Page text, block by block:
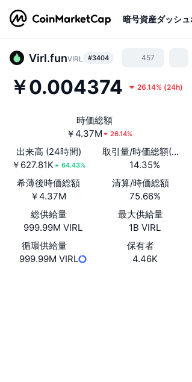
暗号資産ダッシ
Virl.funVIRL #3404 457
￥0.004374 26.14% (24h)
時価総額
￥4.37M
26.14%
出来高 (24時間)
￥627.81K
64.43%
取引量/時価総額(24時
14.35%
希薄後時価総額
￥4.37M
清算/時価総額
75.66%
総供給量
999.99M VIRL
最大供給量
1B VIRL
循環供給量
999.99M VIRL
保有者
4.46K